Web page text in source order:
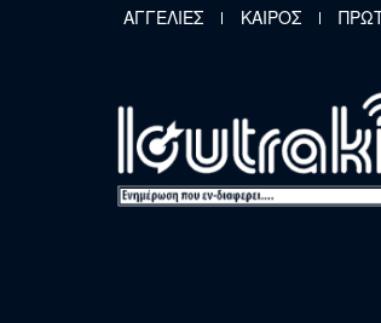
Παράκαμψη προς το κυρίως περιεχόμενο
ΑΓΓΕΛΙΕΣ ΚΑΙΡΟΣ